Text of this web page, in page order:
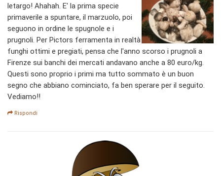
letargo! Ahahah. E' la prima specie
primaverile a spuntare, il marzuolo, poi
seguono in ordine le spugnole e i
prugnoli. Per Pictors ferramenta in realtà
funghi ottimi e pregiati, pensa che l'anno scorso i prugnoli a
Firenze sui banchi dei mercati andavano anche a 80 euro/kg.
Questi sono proprio i primi ma tutto sommato è un buon
segno che abbiano cominciato, fa ben sperare per il seguito.
Vediamo!!
Rispondi